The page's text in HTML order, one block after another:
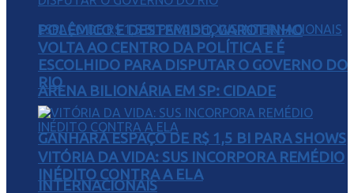
ARENA BILIONÁRIA EM SP: CIDADE
GANHARÁ ESPAÇO DE R$ 1,5 BI PARA SHOWS
INTERNACIONAIS
POLÊMICO E DESTEMIDO, GAROTINHO
VOLTA AO CENTRO DA POLÍTICA E É
ESCOLHIDO PARA DISPUTAR O GOVERNO DO
RIO
VITÓRIA DA VIDA: SUS INCORPORA REMÉDIO
INÉDITO CONTRA A ELA